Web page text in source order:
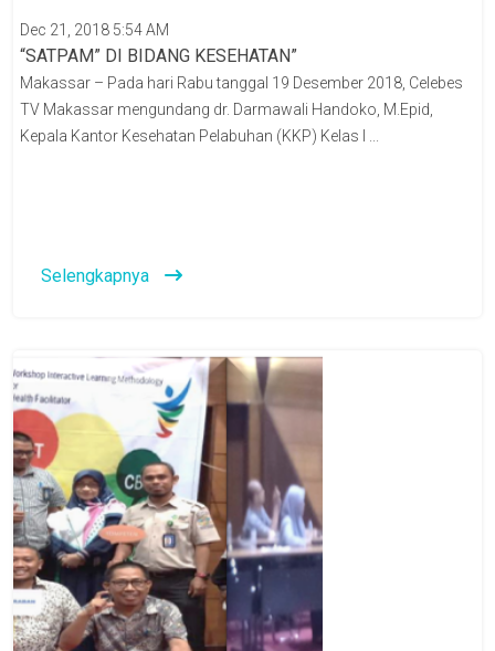
Dec 21, 2018 5:54 AM
“SATPAM” DI BIDANG KESEHATAN”
Makassar – Pada hari Rabu tanggal 19 Desember 2018, Celebes
TV Makassar mengundang dr. Darmawali Handoko, M.Epid,
Kepala Kantor Kesehatan Pelabuhan (KKP) Kelas I ...
Selengkapnya